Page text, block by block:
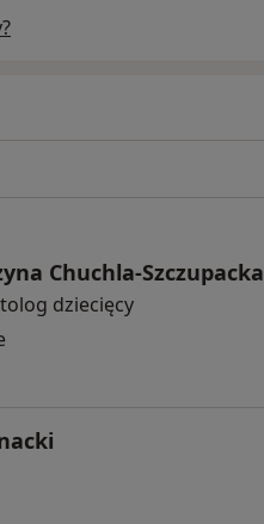
Chuchla-Szczupacka
dziecięcy